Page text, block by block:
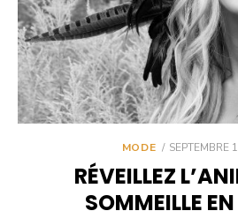
MODE
POSTED
SEPTEMBRE
RÉVEILLEZ
SOMMEILLE